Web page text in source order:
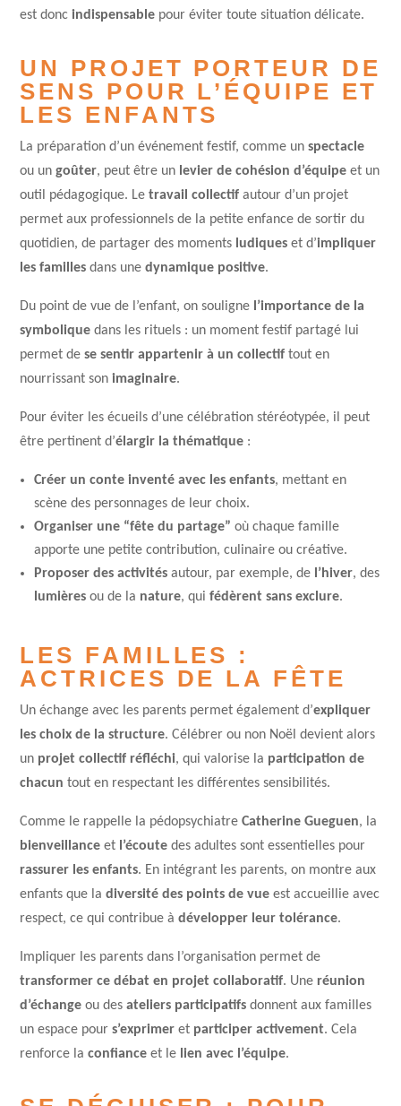
est doncindispensable pour éviter toute situation délicate.
UN PROJET PORTEUR DE
SENS POUR L’ÉQUIPE ET
LES ENFANTS
La préparation d’un événement festif, comme unspectacle
ou ungoûter, peut être un levier de cohésion d’équipe et un
outil pédagogique. Letravail collectif autour d’un projet
permet aux professionnels de la petite enfance de sortir du
quotidien, de partager des moments ludiques et d’impliquer
les famillesdans unedynamique positive.
Du point de vue de l’enfant, on souligne l’importance de la
symbolique dans les rituels : un moment festif partagé lui
permet dese sentir appartenir à un collectif tout en
nourrissant sonimaginaire.
Pour éviter les écueils d’une célébration stéréotypée, il peut
être pertinent d’élargir la thématique :
Créer un conte inventé avec les enfants, mettant en
scène des personnages de leur choix.
Organiser une “fête du partage” où chaque famille
apporte une petite contribution, culinaire ou créative.
Proposer des activités autour, par exemple, de l’hiver, des
lumières ou de la nature, quifédèrent sans exclure.
LES FAMILLES :
ACTRICES DE LA FÊTE
Un échange avec les parents permet également d’expliquer
les choix de la structure. Célébrer ou non Noël devient alors
un projet collectif réfléchi, qui valorise la participation de
chacun tout en respectant les différentes sensibilités.
Comme le rappelle la pédopsychiatreCatherine Gueguen, la
bienveillance et l’écoute des adultes sont essentielles pour
rassurer les enfants. En intégrant les parents, on montre aux
enfants que ladiversité des points de vue est accueillie avec
respect, ce qui contribue àdévelopper leur tolérance.
Impliquer les parents dans l’organisation permet de
transformer ce débat en projet collaboratif. Une réunion
d’échange ou desateliers participatifs donnent aux familles
un espace pours’exprimer et participer activement. Cela
renforce laconfiance et le lien avec l’équipe.